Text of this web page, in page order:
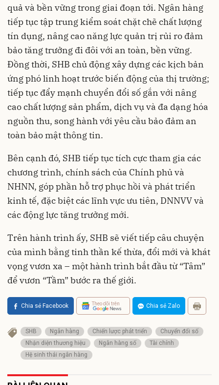
quả và bền vững trong giai đoạn tới. Ngân hàng
tiếp tục tập trung kiểm soát chặt chẽ chất lượng
tín dụng, nâng cao năng lực quản trị rủi ro đảm
bảo tăng trưởng đi đôi với an toàn, bền vững.
Đồng thời, SHB chủ động xây dựng các kịch bản
ứng phó linh hoạt trước biến động của thị trường;
tiếp tục đẩy mạnh chuyển đổi số gắn với nâng
cao chất lượng sản phẩm, dịch vụ và đa dạng hóa
nguồn thu, song hành với yêu cầu bảo đảm an
toàn bảo mật thông tin.
Bên cạnh đó, SHB tiếp tục tích cực tham gia các
chương trình, chính sách của Chính phủ và
NHNN, góp phần hỗ trợ phục hồi và phát triển
kinh tế, đặc biệt các lĩnh vực ưu tiên, DNNVV và
các động lực tăng trưởng mới.
Trên hành trình ấy, SHB sẽ viết tiếp câu chuyện
của mình bằng tinh thần kế thừa, đổi mới và khát
vọng vươn xa – một hành trình bắt đầu từ “Tâm”
để vươn “Tầm” bước ra thế giới.
Chia sẻ Facebook Theo dõi trên Chia sẻ Zalo
SHB Ngân hàng Chiến lược phát triển
Chuyển đổi số
Nhận diện thương hiệu
Ngân hàng số
Tài chính
Hệ sinh thái ngân hàng